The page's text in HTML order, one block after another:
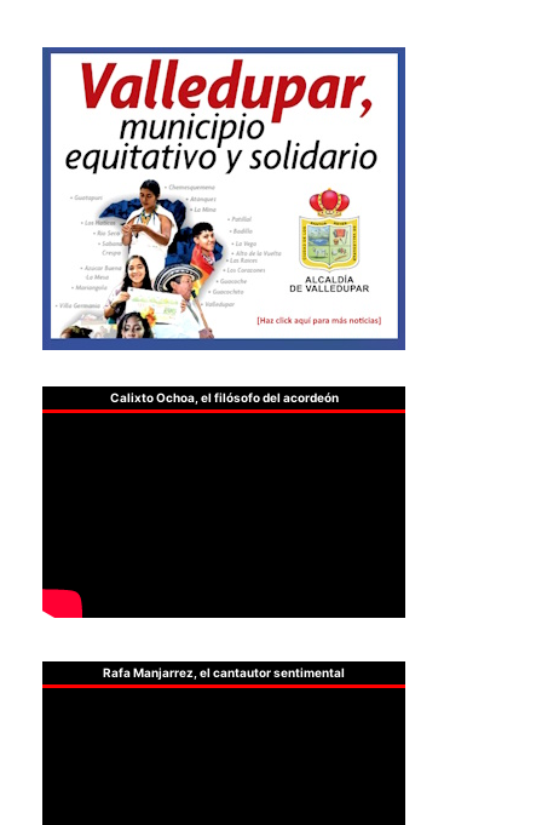
Calixto Ochoa, el filósofo del acordeón
Rafa Manjarrez, el cantautor sentimental